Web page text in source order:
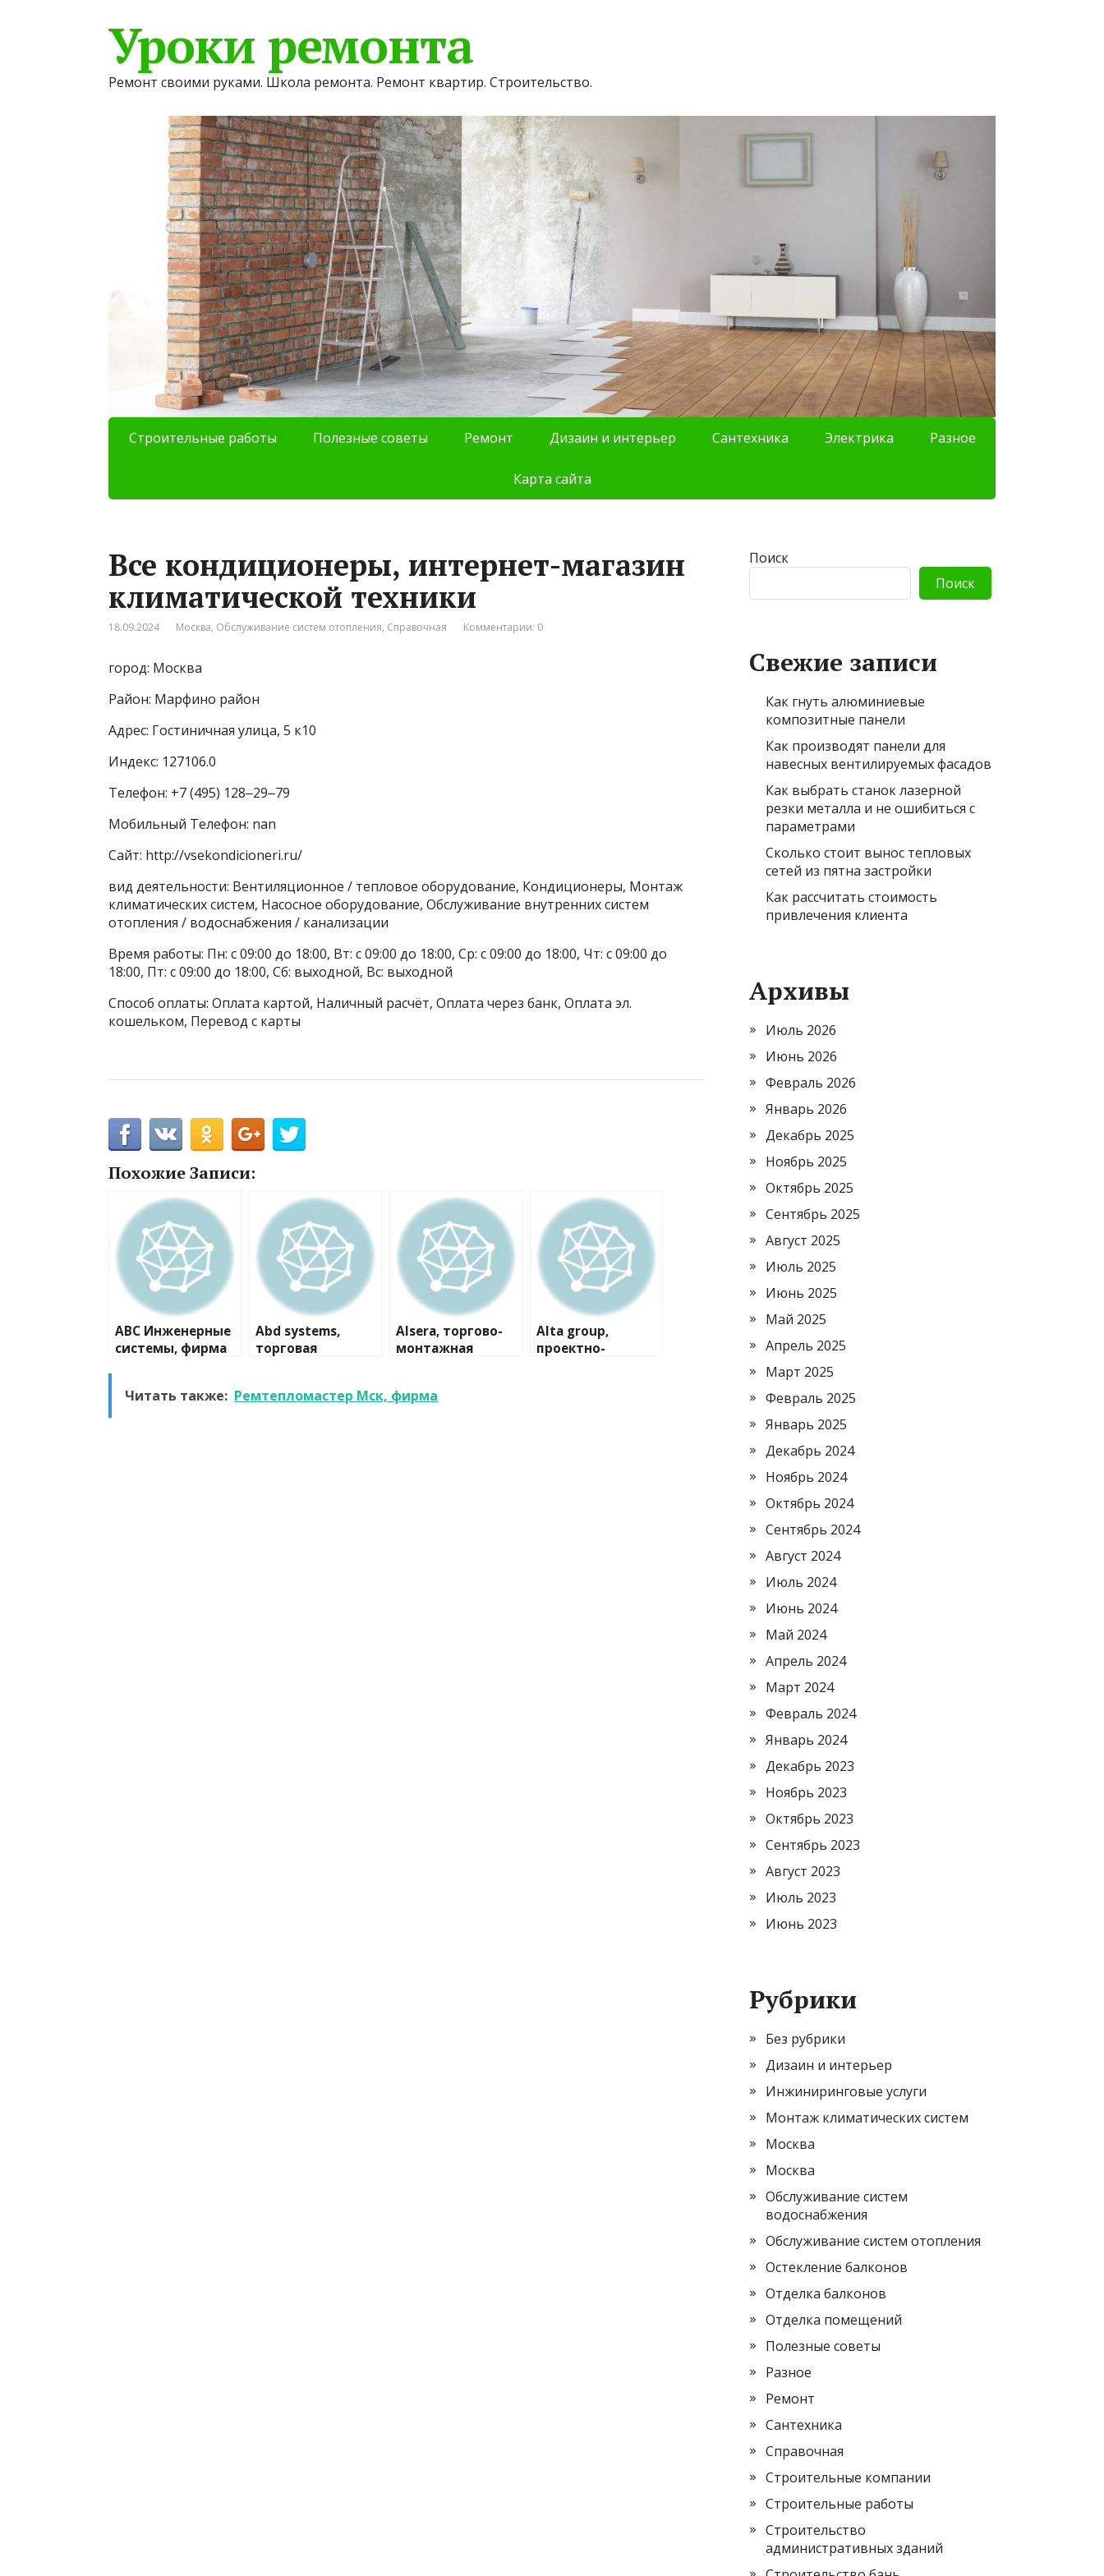
Уроки ремонта
Ремонт своими руками. Школа ремонта. Ремонт квартир. Строительство.
Строительные работы Полезные советы Ремонт Дизаин и интерьер Сантехника Электрика Разное
Карта сайта
Все кондиционеры, интернет-магазин
климатической техники
18.09.2024 Москва, Обслуживание систем отопления, Справочная Комментарии: 0
город: Москва
Район: Марфино район
Адрес: Гостиничная улица, 5 к10
Индекс: 127106.0
Телефон: +7 (495) 128‒29‒79
Мобильный Телефон: nan
Сайт: http://vsekondicioneri.ru/
вид деятельности: Вентиляционное / тепловое оборудование, Кондиционеры, Монтаж
климатических систем, Насосное оборудование, Обслуживание внутренних систем
отопления / водоснабжения / канализации
Время работы: Пн: с 09:00 до 18:00, Вт: с 09:00 до 18:00, Ср: с 09:00 до 18:00, Чт: с 09:00 до
18:00, Пт: с 09:00 до 18:00, Сб: выходной, Вс: выходной
Способ оплаты: Оплата картой, Наличный расчёт, Оплата через банк, Оплата эл.
кошельком, Перевод с карты
Похожие Записи:
ABC Инженерные
системы, фирма
Abd systems,
торговая
Alsera, торгово-
монтажная
Alta group,
проектно-
Читать также: Ремтепломастер Мск, фирма
Поиск
Поиск
Свежие записи
Как гнуть алюминиевые
композитные панели
Как производят панели для
навесных вентилируемых фасадов
Как выбрать станок лазерной
резки металла и не ошибиться с
параметрами
Сколько стоит вынос тепловых
сетей из пятна застройки
Как рассчитать стоимость
привлечения клиента
Архивы
Июль 2026
Июнь 2026
Февраль 2026
Январь 2026
Декабрь 2025
Ноябрь 2025
Октябрь 2025
Сентябрь 2025
Август 2025
Июль 2025
Июнь 2025
Май 2025
Апрель 2025
Март 2025
Февраль 2025
Январь 2025
Декабрь 2024
Ноябрь 2024
Октябрь 2024
Сентябрь 2024
Август 2024
Июль 2024
Июнь 2024
Май 2024
Апрель 2024
Март 2024
Февраль 2024
Январь 2024
Декабрь 2023
Ноябрь 2023
Октябрь 2023
Сентябрь 2023
Август 2023
Июль 2023
Июнь 2023
Рубрики
Без рубрики
Дизаин и интерьер
Инжиниринговые услуги
Монтаж климатических систем
Москва
Москва
Обслуживание систем
водоснабжения
Обслуживание систем отопления
Остекление балконов
Отделка балконов
Отделка помещений
Полезные советы
Разное
Ремонт
Сантехника
Справочная
Строительные компании
Строительные работы
Строительство
административных зданий